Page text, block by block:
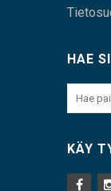
HAE
KÄY